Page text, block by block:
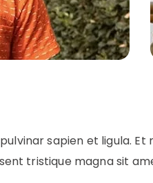
sapien et ligula.
tristique magna sit